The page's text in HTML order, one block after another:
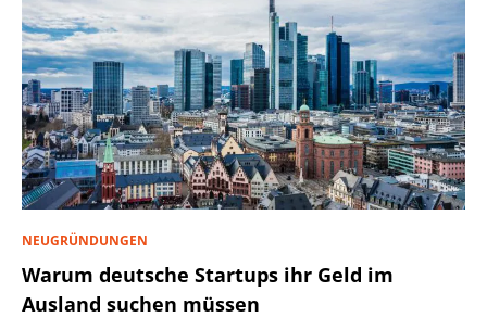
NEUGRÜNDUNGEN
Warum deutsche Startups ihr Geld im
Ausland suchen müssen